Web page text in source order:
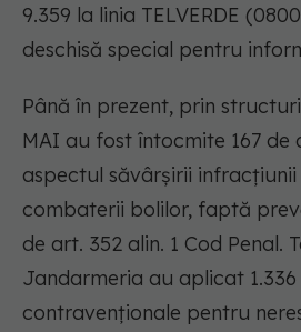
9.359 la linia TELVERDE
deschisă special pentru
Până în prezent, prin
MAI au fost întocmite 167 de
aspectul săvârșirii
combaterii bolilor, faptă
de art. 352 alin. 1 Cod Penal.
Jandarmeria au aplicat
contravenționale pentru